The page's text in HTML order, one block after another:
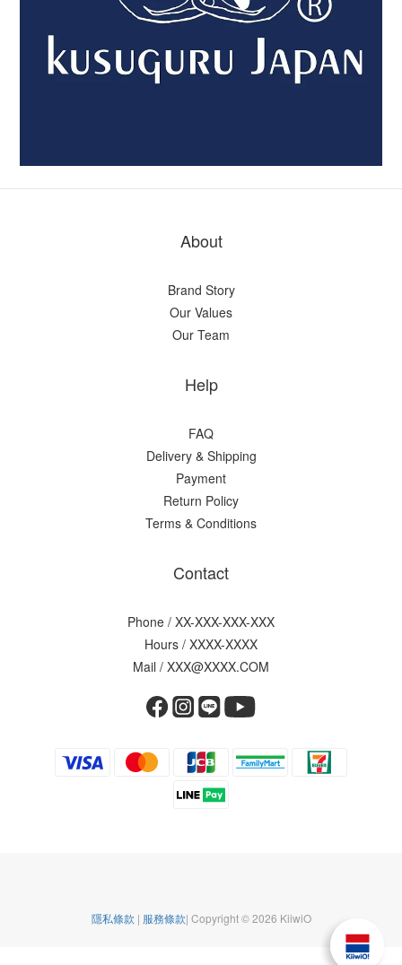
About
Brand Story
Our Values
Our Team
Help
FAQ
Delivery & Shipping
Payment
Return Policy
Terms & Conditions
Contact
Phone / XX-XXX-XXX-XXX
Hours / XXXX-XXXX
Mail / XXX@XXXX.COM
隱私條款 | 服務條款| Copyright © 2026 KiiwiO